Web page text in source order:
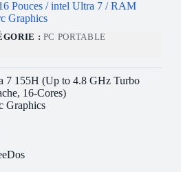
Pouces / intel Ultra 7 / RAM
Graphics
: PC PORTABLE
7 155H (Up to 4.8 GHz Turbo
16-Cores)
Graphics